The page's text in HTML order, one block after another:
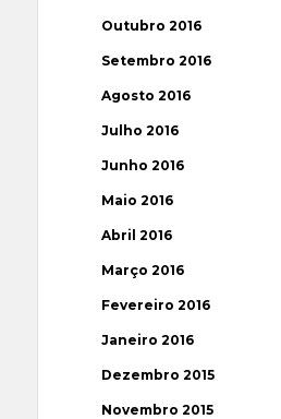
Outubro 2016
Setembro 2016
Agosto 2016
Julho 2016
Junho 2016
Maio 2016
Abril 2016
Março 2016
Fevereiro 2016
Janeiro 2016
Dezembro 2015
Novembro 2015